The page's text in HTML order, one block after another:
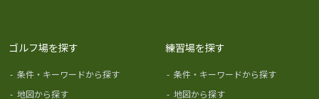
ゴルフ場を探す
- 条件・キーワードから探す
- 地図から探す
練習場を探す
- 条件・キーワードから探す
- 地図から探す